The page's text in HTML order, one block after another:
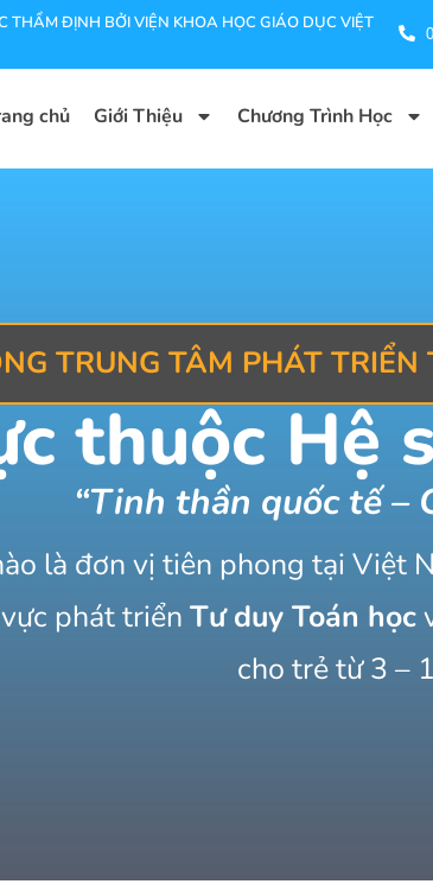
THẨM ĐỊNH BỞI VIỆN KHOA HỌC GIÁO DỤC VIỆT
chủ Giới Thiệu Chương Trình Học
TRUNG TÂM PHÁT
thuộc Hệ
“Tinh thần quốc tế –
là đơn vị tiên phong tại Việt
phát triển Tư duy Toán học
cho trẻ từ 3 –